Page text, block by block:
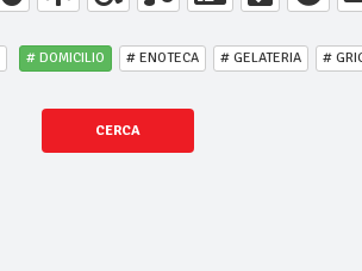
# DOMICILIO # ENOTECA # GELATERIA #
CERCA